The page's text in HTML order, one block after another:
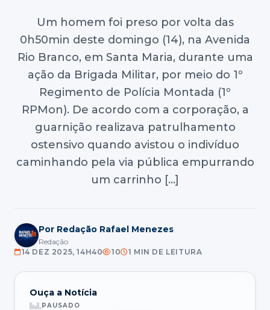
Um homem foi preso por volta das
0h50min deste domingo (14), na Avenida
Rio Branco, em Santa Maria, durante uma
ação da Brigada Militar, por meio do 1º
Regimento de Polícia Montada (1º
RPMon). De acordo com a corporação, a
guarnição realizava patrulhamento
ostensivo quando avistou o indivíduo
caminhando pela via pública empurrando
um carrinho […]
Por Redação Rafael Menezes
Redação
14 DEZ 2025, 14H40
10 1 MIN DE LEITURA
Ouça a Notícia
PAUSADO